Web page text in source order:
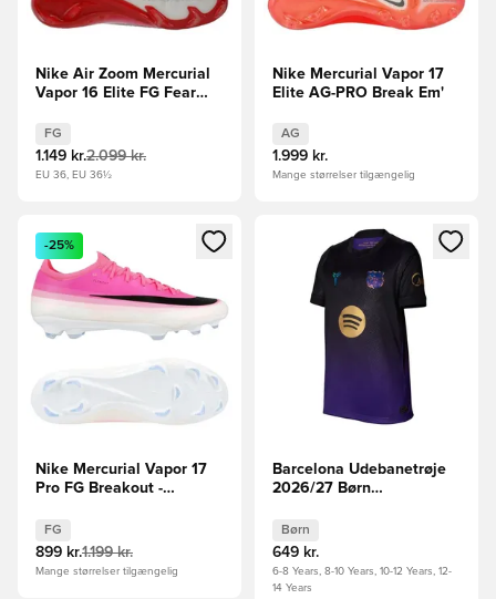
Nike Air Zoom Mercurial
Vapor 16 Elite FG Fear
FG
1.149 kr.2.099 kr.
EU 36, EU 36½
Nike Mercurial Vapor 17
Elite AG-PRO Break Em'
AG
1.999 kr.
Mange størrelser tilgængelig
Åbner en Modal til at logge ind eller tilmelde dig som
-25%
Nike Mercurial Vapor 17
Pro FG Breakout -
FG
899 kr.1.199 kr.
Mange størrelser tilgængelig
Åbner en Modal til at logge
Barcelona Udebanetrøje
2026/27 Børn
Børn
649 kr.
6-8 Years, 8-10 Years, 10-12 Years, 12-
14 Years